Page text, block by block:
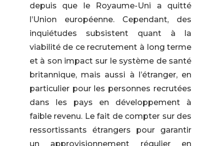
depuis que le Royaume-Uni a quitté
l’Union européenne. Cependant, des
inquiétudes subsistent quant à la
viabilité de ce recrutement à long terme
et à son impact sur le système de santé
britannique, mais aussi à l’étranger, en
particulier pour les personnes recrutées
dans les pays en développement à
faible revenu. Le fait de compter sur des
ressortissants étrangers pour garantir
un approvisionnement régulier en